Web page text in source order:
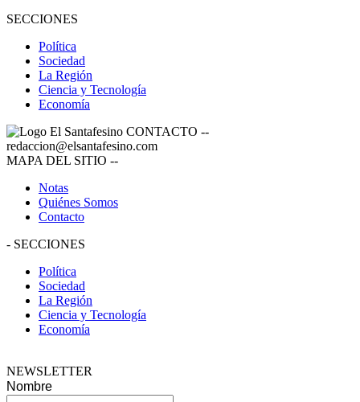
SECCIONES
Política
Sociedad
La Región
Ciencia y Tecnología
Economía
CONTACTO --
redaccion@elsantafesino.com
MAPA DEL SITIO --
Notas
Quiénes Somos
Contacto
- SECCIONES
Política
Sociedad
La Región
Ciencia y Tecnología
Economía
NEWSLETTER
Nombre